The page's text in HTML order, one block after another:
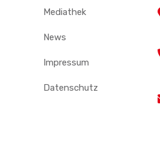
Mediathek
News
Impressum
Datenschutz